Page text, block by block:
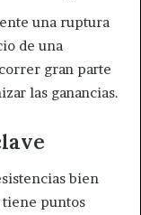
una ruptura
de una
gran parte
las ganancias.
bien
puntos